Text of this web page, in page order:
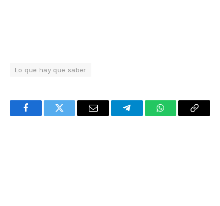
Lo que hay que saber
FacebookTwitter Email TelegramWhatsAppCopy